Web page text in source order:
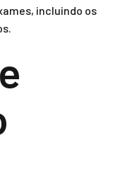
incluindo os